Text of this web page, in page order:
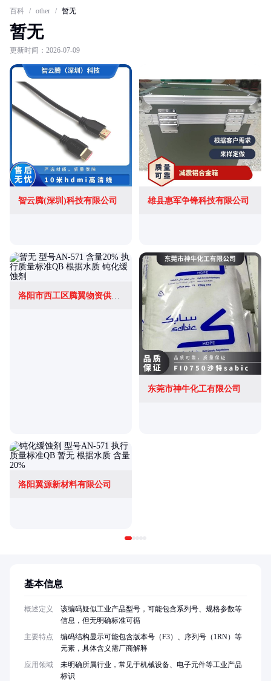
百科 / other / 暂无
暂无
更新时间：2026-07-09
智云腾(深圳)科技有限公司 雄县惠军争锋科技有限公司
洛阳市西工区腾翼物资供应站
东莞市神牛化工有限公司
洛阳翼源新材料有限公司
基本信息
概述定义
该编码疑似工业产品型号，可能包含系列号、规格参数等
信息，但无明确标准可循
主要特点
编码结构显示可能包含版本号（F3）、序列号（1RN）等
元素，具体含义需厂商解释
应用领域
未明确所属行业，常见于机械设备、电子元件等工业产品
标识